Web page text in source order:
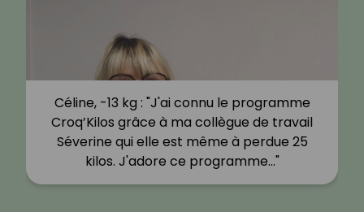
Céline, -13 kg : "J'ai connu le programme
Croq’Kilos grâce à ma collègue de travail
Séverine qui elle est même à perdue 25
kilos. J'adore ce programme…"